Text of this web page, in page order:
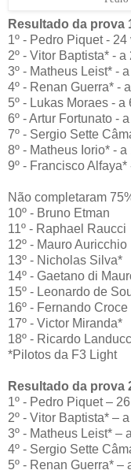
Resultado da prova
1º - Pedro Piquet -
2º - Vitor Baptista* - a
3º - Matheus Leist* -
4º - Renan Guerra* -
5º - Lukas Moraes - a
6º - Artur Fortunato -
7º - Sergio Sette
8º - Matheus Iorio* - a
9º - Francisco Alfaya*
Não completaram
10º - Bruno Etman
11º - Raphael Raucci
12º - Mauro Auricchio
13º - Nicholas Silva*
14º - Gaetano di
15º - Leonardo de
16º - Fernando Croce
17º - Victor Miranda*
18º - Ricardo
*Pilotos da F3 Light
Resultado da prova
1º - Pedro Piquet –
2º - Vitor Baptista* –
3º - Matheus Leist* –
4º - Sergio Sette
5º - Renan Guerra* –